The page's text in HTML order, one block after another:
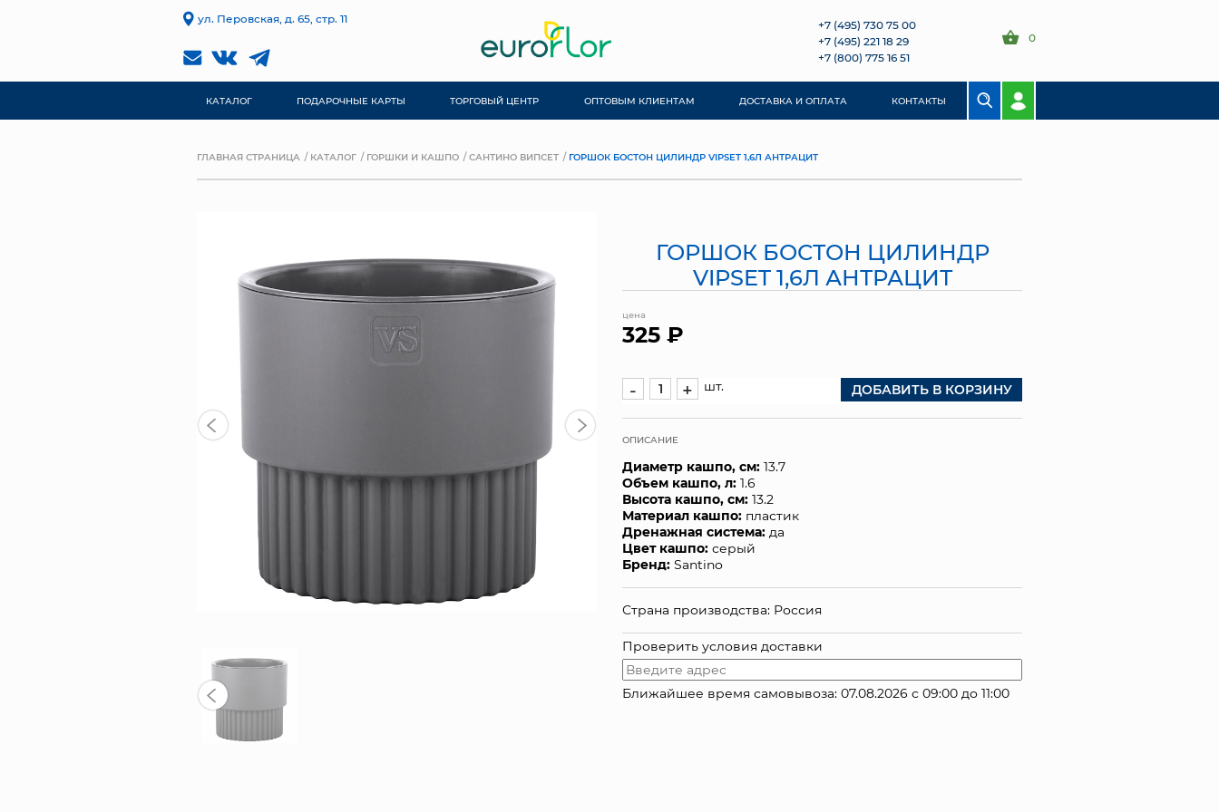
ул. Перовская, д. 65, стр. 11
+7 (495) 730 75 00
+7 (495) 221 18 29
+7 (800) 775 16 51
0
КАТАЛОГ ПОДАРОЧНЫЕ КАРТЫ ТОРГОВЫЙ ЦЕНТР ОПТОВЫМ КЛИЕНТАМ ДОСТАВКА И ОПЛАТА КОНТАКТЫ
ГЛАВНАЯ СТРАНИЦА КАТАЛОГ ГОРШКИ И КАШПО САНТИНО ВИПСЕТ ГОРШОК БОСТОН ЦИЛИНДР VIPSET 1,6Л АНТРАЦИТ
ГОРШОК БОСТОН ЦИЛИНДР
VIPSET 1,6Л АНТРАЦИТ
цена
325 ₽
- + шт. ДОБАВИТЬ В КОРЗИНУ
ОПИСАНИЕ
Диаметр кашпо, см: 13.7
Объем кашпо, л: 1.6
Высота кашпо, см: 13.2
Материал кашпо: пластик
Дренажная система: да
Цвет кашпо: серый
Бренд: Santino
Страна производства: Россия
Проверить условия доставки
Ближайшее время самовывоза: 07.08.2026 с 09:00 до 11:00